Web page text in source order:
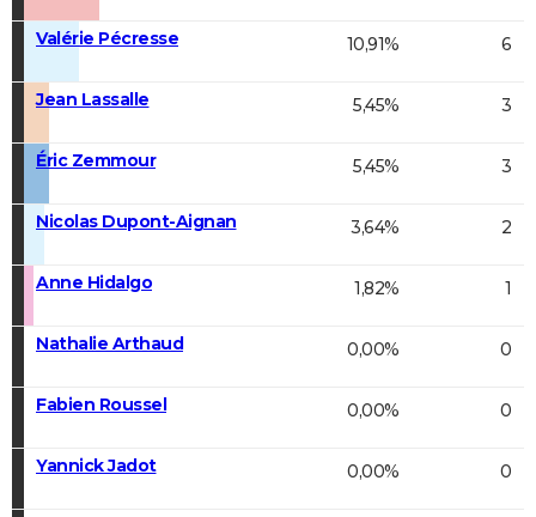
Valérie Pécresse 10,91% 6
Jean Lassalle 5,45% 3
Éric Zemmour 5,45% 3
Nicolas Dupont-Aignan 3,64% 2
Anne Hidalgo 1,82% 1
Nathalie Arthaud 0,00% 0
Fabien Roussel 0,00% 0
Yannick Jadot 0,00% 0